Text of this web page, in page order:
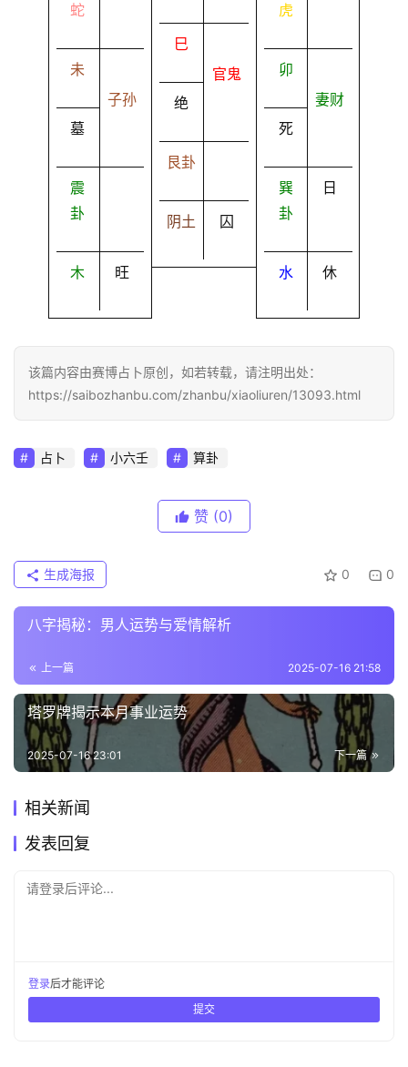
蛇
未
墓
子孙
震
卦
木 旺
巳
绝
官鬼
艮卦
阴土 囚
虎
卯
死
妻财
巽
卦
日
水 休
该篇内容由赛博占卜原创，如若转载，请注明出处：
https://saibozhanbu.com/zhanbu/xiaoliuren/13093.html
占卜 小六壬 算卦
赞 (0)
0 0
生成海报
八字揭秘：男人运势与爱情解析
上一篇 2025-07-16 21:58
塔罗牌揭示本月事业运势
下一篇
2025-07-16 23:01
相关新闻
发表回复
请登录后评论...
登录后才能评论
提交